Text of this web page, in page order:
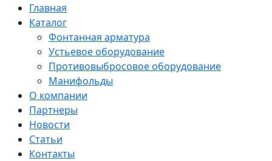
Главная
Каталог
Фонтанная арматура
Устьевое оборудование
Противовыбросовое оборудование
Манифольды
О компании
Партнеры
Новости
Статьи
Контакты